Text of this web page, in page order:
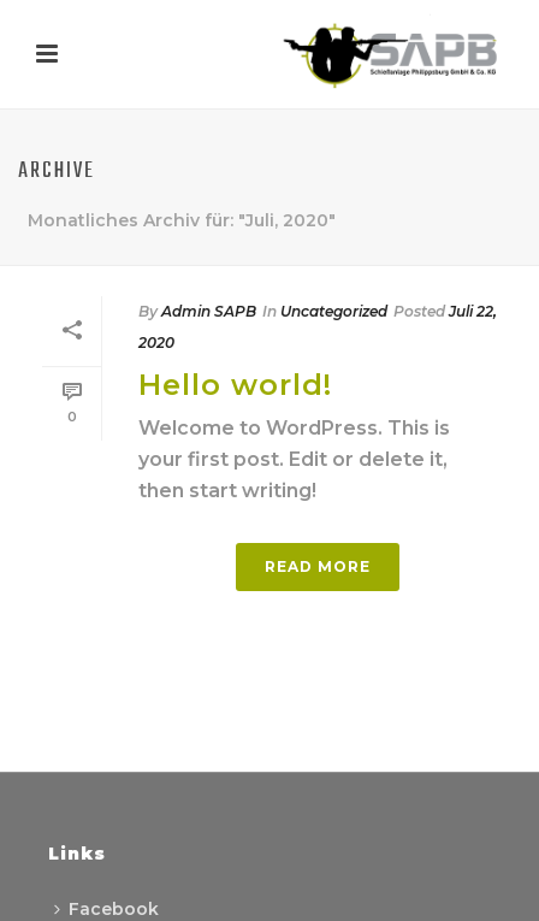
ARCHIVE
Monatliches Archiv für: "Juli, 2020"
0
By Admin SAPB In Uncategorized Posted Juli 22,
2020
Hello world!
Welcome to WordPress. This is
your first post. Edit or delete it,
then start writing!
READ MORE
Links
Facebook